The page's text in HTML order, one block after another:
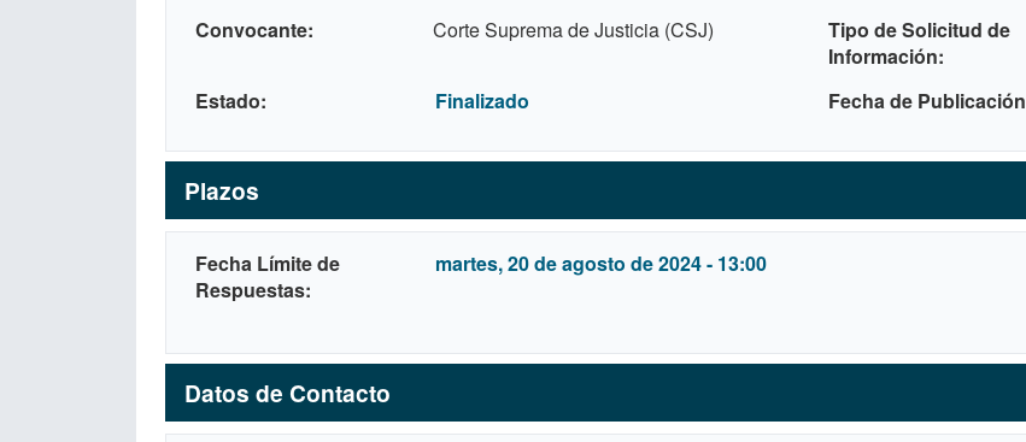
Convocante
Corte Suprema de Justicia (CSJ)
Tipo de Solicitud de
Información
Estado Finalizado Fecha de Publicación
Plazos
Fecha Límite de
Respuestas
martes, 20 de agosto de 2024 - 13:00
Datos de Contacto